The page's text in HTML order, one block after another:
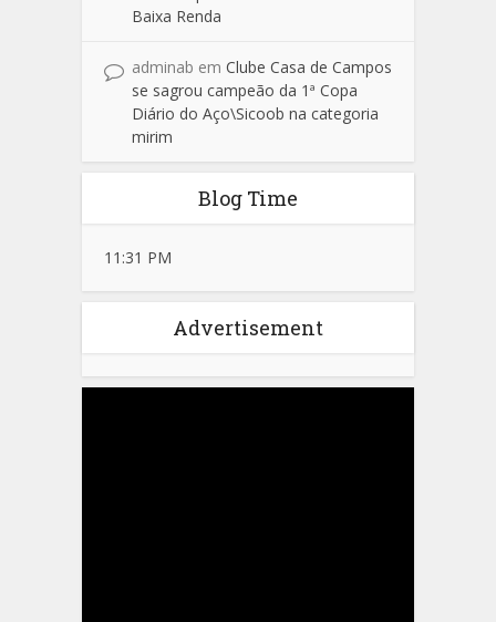
Baixa Renda
adminab em Clube Casa de Campos
se sagrou campeão da 1ª Copa
Diário do Aço\Sicoob na categoria
mirim
Blog Time
11:31 PM
Advertisement